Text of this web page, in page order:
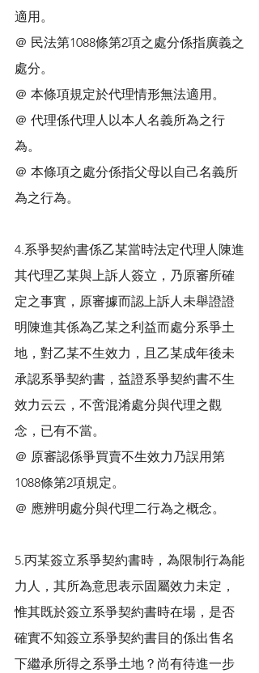
適用。
＠ 民法第1088條第2項之處分係指廣義之
處分。
＠ 本條項規定於代理情形無法適用。
＠ 代理係代理人以本人名義所為之行
為。
＠ 本條項之處分係指父母以自己名義所
為之行為。
4.系爭契約書係乙某當時法定代理人陳進
其代理乙某與上訴人簽立，乃原審所確
定之事實，原審據而認上訴人未舉證證
明陳進其係為乙某之利益而處分系爭土
地，對乙某不生效力，且乙某成年後未
承認系爭契約書，益證系爭契約書不生
效力云云，不啻混淆處分與代理之觀
念，已有不當。
＠ 原審認係爭買賣不生效力乃誤用第
1088條第2項規定。
＠ 應辨明處分與代理二行為之概念。
5.丙某簽立系爭契約書時，為限制行為能
力人，其所為意思表示固屬效力未定，
惟其既於簽立系爭契約書時在場，是否
確實不知簽立系爭契約書目的係出售名
下繼承所得之系爭土地？尚有待進一步